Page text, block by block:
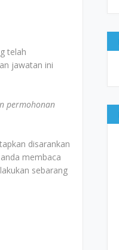
telah
jawatan ini
permohonan
disarankan
membaca
sebarang